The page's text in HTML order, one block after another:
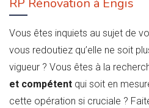
Vous êtes inquiets au sujet de
vous redoutiez qu’elle ne soit
vigueur ? Vous êtes à la
et compétent qui soit en
cette opération si cruciale ?